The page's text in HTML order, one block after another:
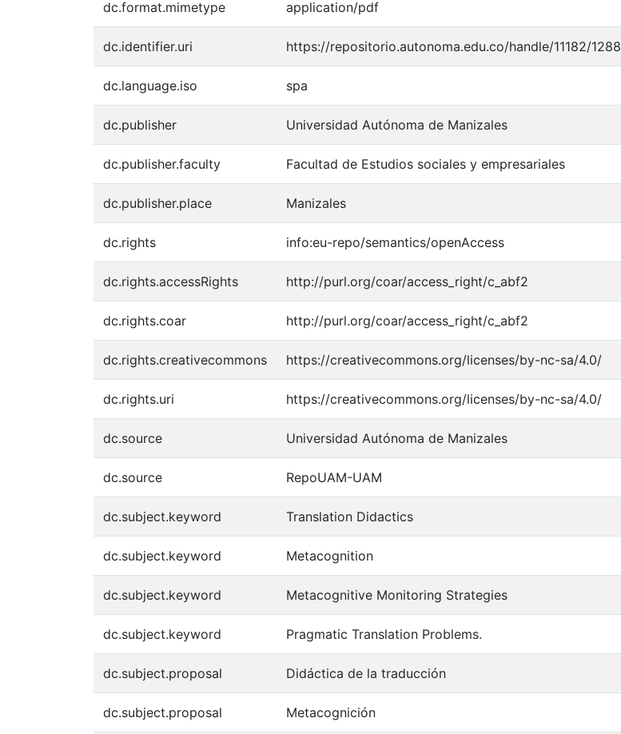
dc.format.mimetype application/pdf
dc.identifier.uri https://repositorio.autonoma.edu.co/handle/11182/1288
dc.language.iso spa
dc.publisher Universidad Autónoma de Manizales
dc.publisher.faculty Facultad de Estudios sociales y empresariales
dc.publisher.place Manizales
dc.rights info:eu-repo/semantics/openAccess
dc.rights.accessRights http://purl.org/coar/access_right/c_abf2
dc.rights.coar http://purl.org/coar/access_right/c_abf2
dc.rights.creativecommons https://creativecommons.org/licenses/by-nc-sa/4.0/
dc.rights.uri https://creativecommons.org/licenses/by-nc-sa/4.0/
dc.source Universidad Autónoma de Manizales
dc.source RepoUAM-UAM
dc.subject.keyword Translation Didactics
dc.subject.keyword Metacognition
dc.subject.keyword Metacognitive Monitoring Strategies
dc.subject.keyword Pragmatic Translation Problems.
dc.subject.proposal Didáctica de la traducción
dc.subject.proposal Metacognición